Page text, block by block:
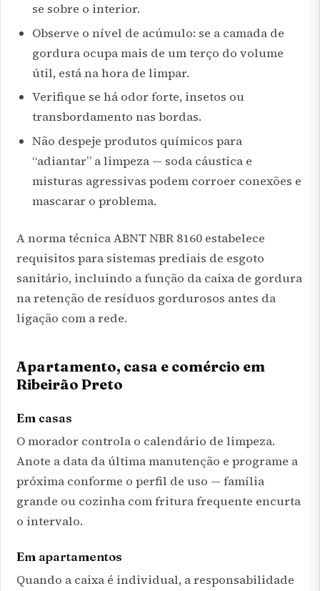
se sobre o interior.
Observe o nível de acúmulo: se a camada de
gordura ocupa mais de um terço do volume
útil, está na hora de limpar.
Verifique se há odor forte, insetos ou
transbordamento nas bordas.
Não despeje produtos químicos para
“adiantar” a limpeza — soda cáustica e
misturas agressivas podem corroer conexões e
mascarar o problema.
A norma técnicaABNT NBR 8160 estabelece
requisitos para sistemas prediais de esgoto
sanitário, incluindo a função da caixa de gordura
na retenção de resíduos gordurosos antes da
ligação com a rede.
Apartamento, casa e comércio em
Ribeirão Preto
Em casas
O morador controla o calendário de limpeza.
Anote a data da última manutenção e programe a
próxima conforme o perfil de uso — família
grande ou cozinha com fritura frequente encurta
o intervalo.
Em apartamentos
Quando a caixa é individual, a responsabilidade